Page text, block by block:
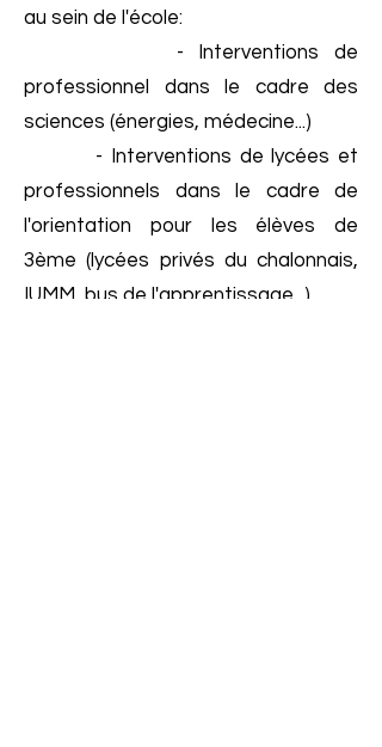
au sein de l'école:
- Interventions de
professionnel dans le cadre des
sciences (énergies, médecine...)
- Interventions de lycées et
professionnels dans le cadre de
l'orientation pour les élèves de
3ème (lycées privés du chalonnais,
IUMM, bus de l'apprentissage...)